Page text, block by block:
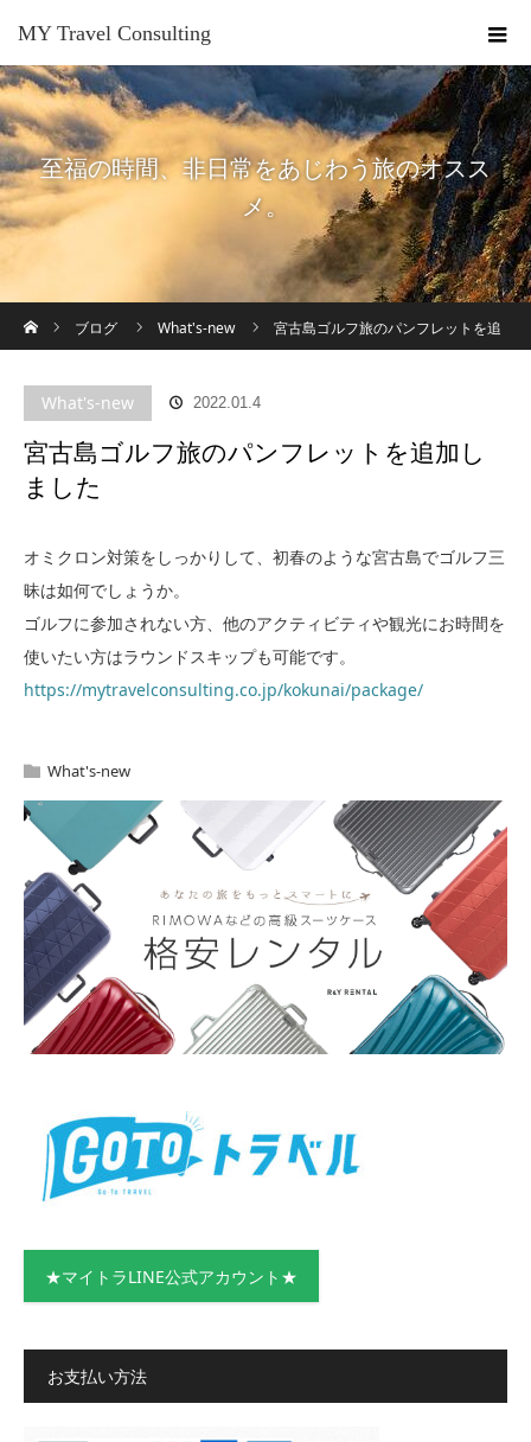
MY Travel Consulting
至福の時間、非日常をあじわう旅のオスス
メ。
ブログ
What's-new 宮古島ゴルフ旅のパンフレットを追
What's-new 2022.01.4
宮古島ゴルフ旅のパンフレットを追加し
ました
オミクロン対策をしっかりして、初春のような宮古島でゴルフ三
昧は如何でしょうか。
ゴルフに参加されない方、他のアクティビティや観光にお時間を
使いたい方はラウンドスキップも可能です。
https://mytravelconsulting.co.jp/kokunai/package/
What's-new
★マイトラLINE公式アカウント★
お支払い方法